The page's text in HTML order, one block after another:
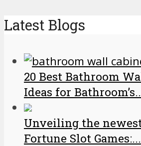
Latest Blogs
20 Best Bathroom
Ideas for
Unveiling the
Fortune Slot Games:...